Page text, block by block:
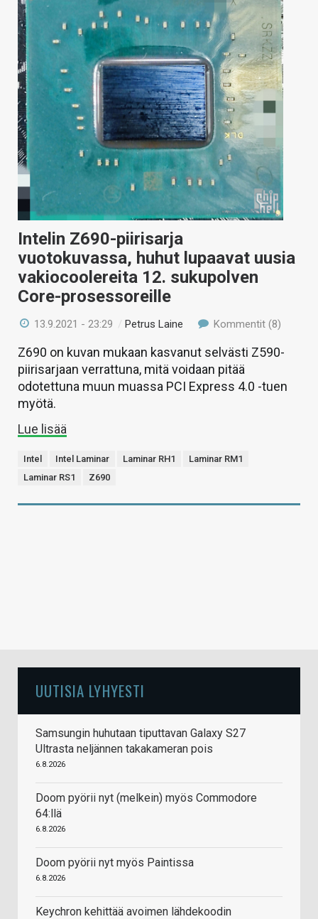
Intelin Z690-piirisarja
vuotokuvassa, huhut lupaavat uusia
vakiocoolereita 12. sukupolven
Core-prosessoreille
13.9.2021 - 23:29 /Petrus Laine Kommentit (8)
Z690 on kuvan mukaan kasvanut selvästi Z590-
piirisarjaan verrattuna, mitä voidaan pitää
odotettuna muun muassa PCI Express 4.0 -tuen
myötä.
Lue lisää
Intel Intel Laminar Laminar RH1
Laminar RM1
Laminar RS1
Z690
UUTISIA LYHYESTI
Samsungin huhutaan tiputtavan Galaxy S27
Ultrasta neljännen takakameran pois
6.8.2026
Doom pyörii nyt (melkein) myös Commodore
64:llä
6.8.2026
Doom pyörii nyt myös Paintissa
6.8.2026
Keychron kehittää avoimen lähdekoodin